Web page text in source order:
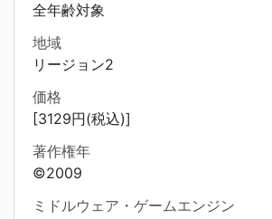
全年齢対象
地域
リージョン2
価格
[3129円(税込)]
著作権年
©2009
ミドルウェア・ゲームエンジン